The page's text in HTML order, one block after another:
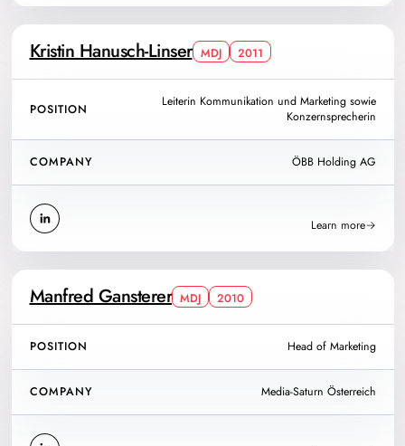
Kristin Hanusch-Linser MDJ 2011
POSITION
Leiterin Kommunikation und Marketing sowie
Konzernsprecherin
COMPANY ÖBB Holding AG
Learn more
Manfred Gansterer MDJ 2010
POSITION Head of Marketing
COMPANY Media-Saturn Österreich